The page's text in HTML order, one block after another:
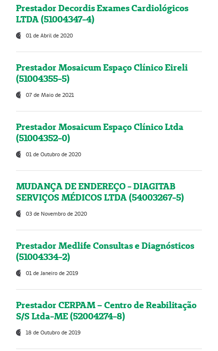
Prestador Decordis Exames Cardiológicos
LTDA (51004347-4)
01 de Abril de 2020
Prestador Mosaicum Espaço Clínico Eireli
(51004355-5)
07 de Maio de 2021
Prestador Mosaicum Espaço Clínico Ltda
(51004352-0)
01 de Outubro de 2020
MUDANÇA DE ENDEREÇO - DIAGITAB
SERVIÇOS MÉDICOS LTDA (54003267-5)
03 de Novembro de 2020
Prestador Medlife Consultas e Diagnósticos
(51004334-2)
01 de Janeiro de 2019
Prestador CERPAM – Centro de Reabilitação
S/S Ltda-ME (52004274-8)
18 de Outubro de 2019